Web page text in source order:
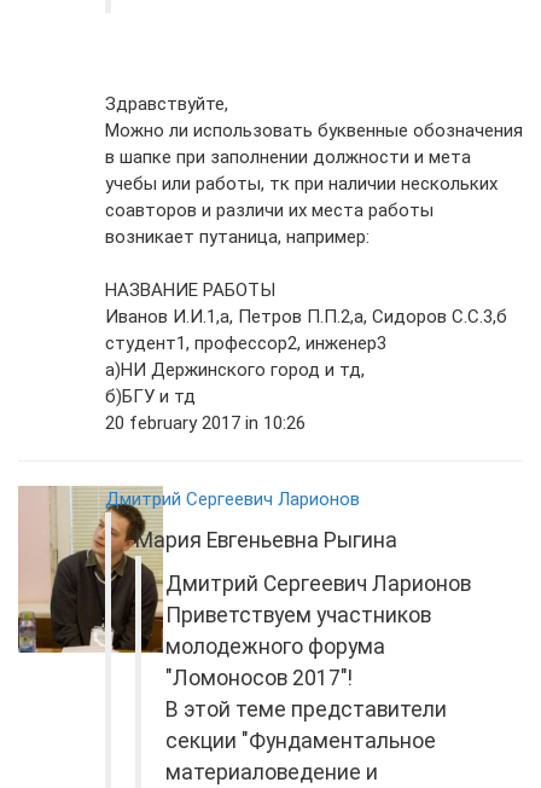
Здравствуйте,
Можно ли использовать буквенные обозначения
в шапке при заполнении должности и мета
учебы или работы, тк при наличии нескольких
соавторов и различи их места работы
возникает путаница, например:
НАЗВАНИЕ РАБОТЫ
Иванов И.И.1,а, Петров П.П.2,а, Сидоров С.С.3,б
студент1, профессор2, инженер3
а)НИ Держинского город и тд,
б)БГУ и тд
20 february 2017 in 10:26
Дмитрий Сергеевич Ларионов
Мария Евгеньевна Рыгина
Дмитрий Сергеевич Ларионов
Приветствуем участников
молодежного форума
"Ломоносов 2017"!
В этой теме представители
секции "Фундаментальное
материаловедение и